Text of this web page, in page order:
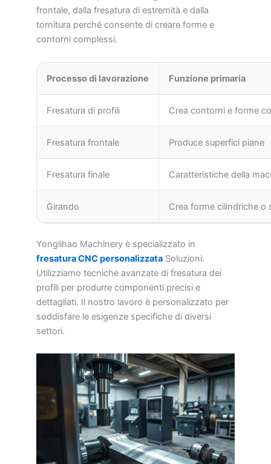
frontale, dalla fresatura di estremità e dalla
tornitura perché consente di creare forme e
contorni complessi.
Processo di lavorazione Funzione primaria
Fresatura di profili Crea contorni e forme
Fresatura frontale Produce superfici piane
Fresatura finale Caratteristiche della
Girando Crea forme cilindriche o
Yonglihao Machinery è specializzato in
fresatura CNC personalizzata Soluzioni.
Utilizziamo tecniche avanzate di fresatura dei
profili per produrre componenti precisi e
dettagliati. Il nostro lavoro è personalizzato per
soddisfare le esigenze specifiche di diversi
settori.